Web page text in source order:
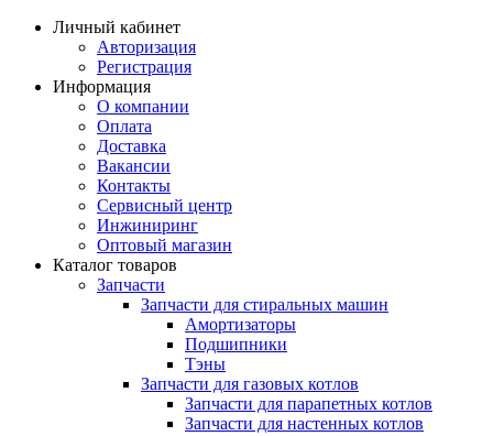
Личный кабинет
Авторизация
Регистрация
Информация
О компании
Оплата
Доставка
Вакансии
Контакты
Сервисный центр
Инжиниринг
Оптовый магазин
Каталог товаров
Запчасти
Запчасти для стиральных машин
Амортизаторы
Подшипники
Тэны
Запчасти для газовых котлов
Запчасти для парапетных котлов
Запчасти для настенных котлов